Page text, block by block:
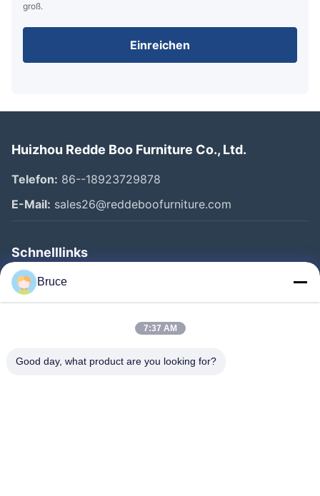
groß.
Einreichen
Huizhou Redde Boo Furniture Co., Ltd.
Telefon: 86--18923729878
E-Mail: sales26@reddeboofurniture.com
Schnelllinks
Startseite
Produkte
Über Uns
Bruce
7:37 AM
Good day, what product are you looking for?